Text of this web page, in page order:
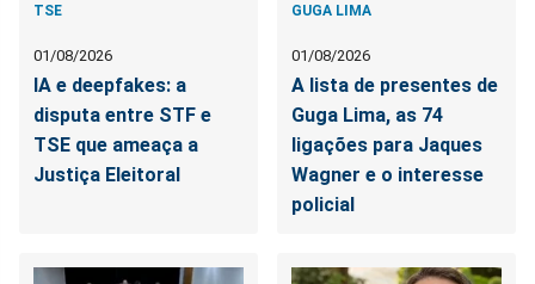
TSE
01/08/2026
IA e deepfakes: a
disputa entre STF e
TSE que ameaça a
Justiça Eleitoral
GUGA LIMA
01/08/2026
A lista de presentes de
Guga Lima, as 74
ligações para Jaques
Wagner e o interesse
policial